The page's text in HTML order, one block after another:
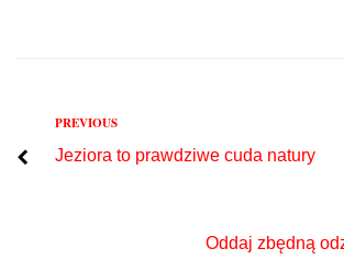
Nawigacja
wpisu
Previous
PREVIOUS
Jeziora to prawdziwe cuda natury
Oddaj zbędną